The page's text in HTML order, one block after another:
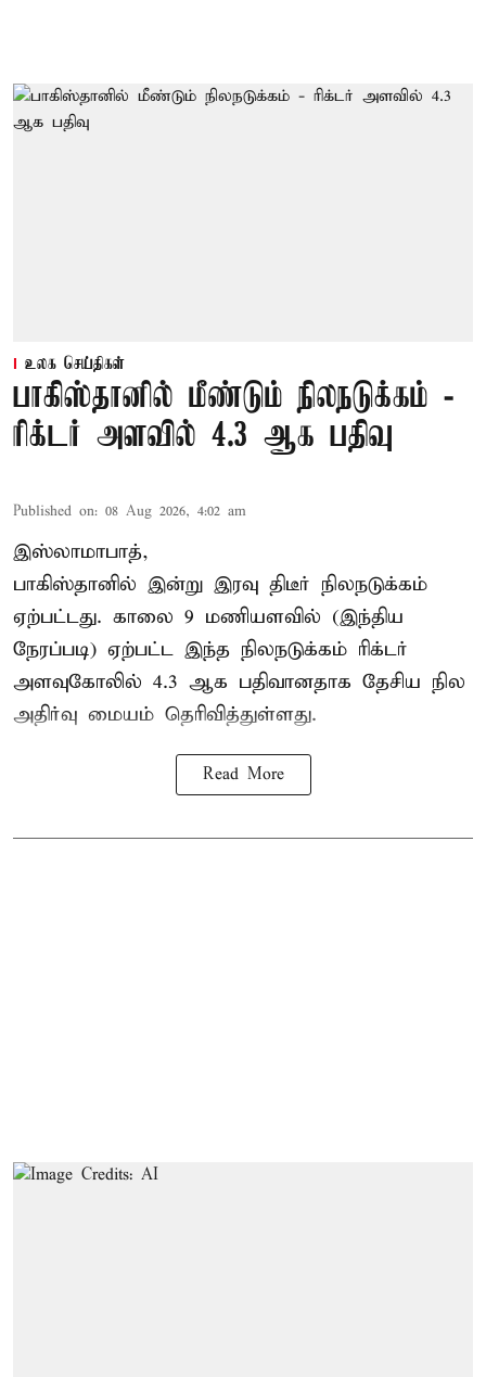
உலக செய்திகள்
பாகிஸ்தானில் மீண்டும் நிலநடுக்கம் -
ரிக்டர் அளவில் 4.3 ஆக பதிவு
Published on: 08 Aug 2026, 4:02 am
இஸ்லாமாபாத்,
பாகிஸ்தானில் இன்று இரவு திடீர் நிலநடுக்கம்
ஏற்பட்டது. காலை 9 மணியளவில் (இந்திய
நேரப்படி) ஏற்பட்ட இந்த நிலநடுக்கம் ரிக்டர்
அளவுகோலில் 4.3 ஆக பதிவானதாக தேசிய நில
அதிர்வு மையம் தெரிவித்துள்ளது.
Read More